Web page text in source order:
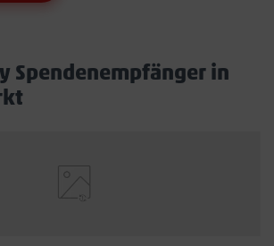
Spendenempfänger in